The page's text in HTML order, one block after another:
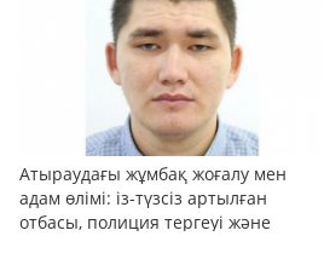
Атыраудағы жұмбақ жоғалу мен
адам өлімі: із-түзсіз артылған
отбасы, полиция тергеуі және